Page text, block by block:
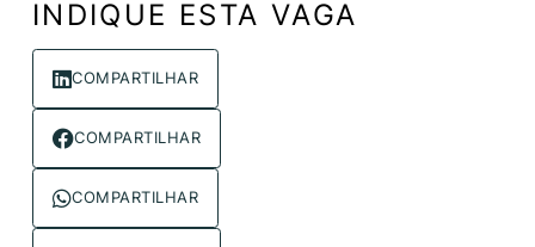
INDIQUE ESTA VAGA
COMPARTILHAR
COMPARTILHAR
COMPARTILHAR